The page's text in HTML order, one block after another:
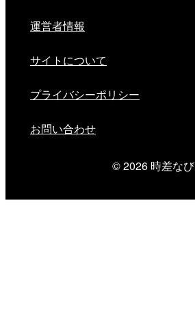
運営者情報
サイトについて
プライバシーポリシー
お問い合わせ
© 2026 時差なび